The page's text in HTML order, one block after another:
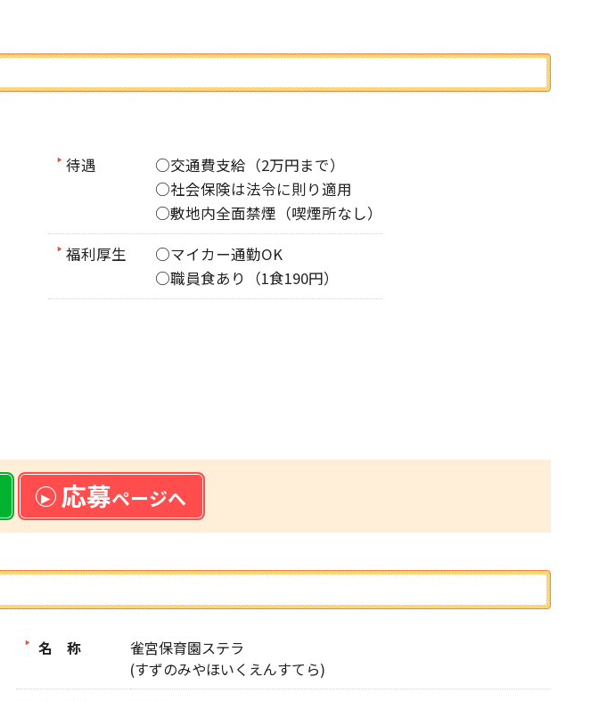
待遇
○交通費支給（2万円まで）
○社会保険は法令に則り適用
○敷地内全面禁煙（喫煙所なし）
福利厚生
○マイカー通勤OK
○職員食あり（1食190円）
応募ページへ
名 称
雀宮保育園ステラ
(すずのみやほいくえんすてら)